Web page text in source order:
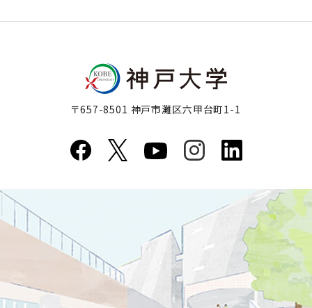
〒657-8501 神戸市灘区六甲台町1-1